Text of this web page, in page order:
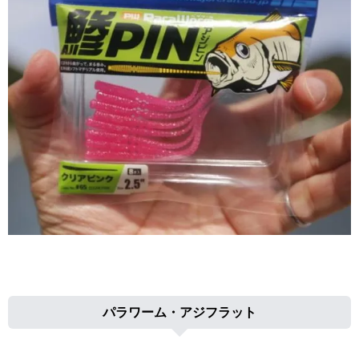
パラワーム・アジフラット